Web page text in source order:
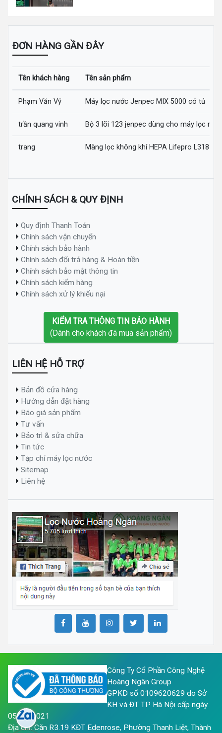
ĐƠN HÀNG GẦN ĐÂY
Tên khách hàng Tên sản phẩm
Phạm Văn Vỹ Máy lọc nước Jenpec MIX 5000 có tủ
trần quang vinh Bộ 3 lõi 123 jenpec dùng cho máy lọc
trang Màng lọc không khí HEPA Lifepro L318-AZ
CHÍNH SÁCH & QUY ĐỊNH
Quy định Thanh Toán
Chính sách vận chuyển
Chính sách bảo hành
Chính sách đổi trả hàng & Hoàn tiền
Chính sách bảo mật thông tin
Chính sách kiểm hàng
Chính sách xử lý khiếu nại
KIỂM TRA THÔNG TIN BẢO HÀNH
(Dành cho khách đã mua sản phẩm)
LIÊN HỆ HỖ TRỢ
Bản đồ cửa hàng
Hướng dẫn đặt hàng
Báo giá sản phẩm
Tư vấn
Bảo trì & sửa chữa
Tin tức
Tạp chí máy lọc nước
Sitemap
Liên hệ
Công Ty Cổ Phần Công Nghệ
Hoàng Ngân Group
GPKD số 0109620629 do Sở
KH và ĐT TP Hà Nội cấp ngày
05/05/2021
Địa chỉ: Căn R3.19 KĐT Edenrose, Phường Thanh Liệt, Thành